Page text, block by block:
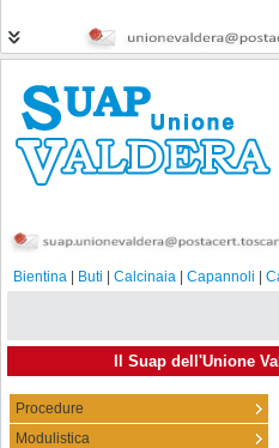
Bientina Buti Calcinaia Capannoli
Il Suap dell'Unione
Procedure
Modulistica